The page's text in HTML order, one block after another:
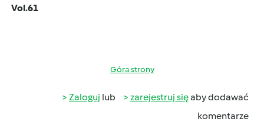
Vol.61
Góra strony
Zaloguj lub zarejestruj sięaby dodawać
komentarze